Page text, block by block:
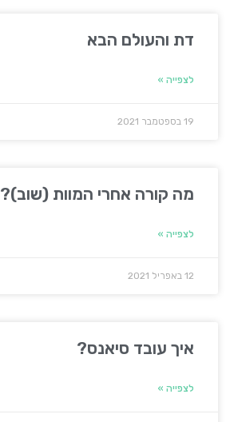
דת והעולם הבא
לצפייה »
19 בספטמבר 2021
מה קורה אחרי המוות (שוב)?
לצפייה »
12 באפריל 2021
איך עובד סיאנס?
לצפייה »